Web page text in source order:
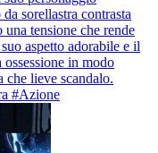
sorellastra contrasta
tensione che rende
aspetto adorabile e il
in modo
lieve scandalo.
#Azione